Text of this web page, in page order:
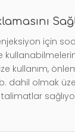
için
kullanım,
dahil olmak
talimatlar